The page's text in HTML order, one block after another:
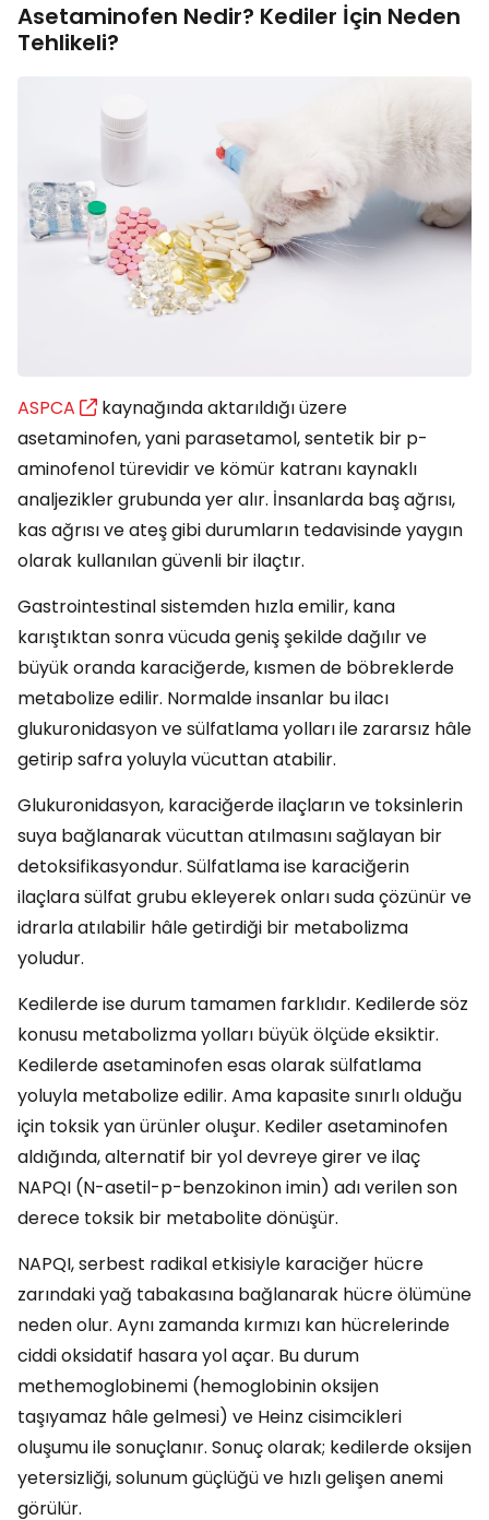
Asetaminofen Nedir? Kediler İçin Neden
Tehlikeli?
ASPCA
kaynağında aktarıldığı üzere
asetaminofen, yani parasetamol, sentetik bir p-
aminofenol türevidir ve kömür katranı kaynaklı
analjezikler grubunda yer alır. İnsanlarda baş ağrısı,
kas ağrısı ve ateş gibi durumların tedavisinde yaygın
olarak kullanılan güvenli bir ilaçtır.
Gastrointestinal sistemden hızla emilir, kana
karıştıktan sonra vücuda geniş şekilde dağılır ve
büyük oranda karaciğerde, kısmen de böbreklerde
metabolize edilir. Normalde insanlar bu ilacı
glukuronidasyon ve sülfatlama yolları ile zararsız hâle
getirip safra yoluyla vücuttan atabilir.
Glukuronidasyon, karaciğerde ilaçların ve toksinlerin
suya bağlanarak vücuttan atılmasını sağlayan bir
detoksifikasyondur. Sülfatlama ise karaciğerin
ilaçlara sülfat grubu ekleyerek onları suda çözünür ve
idrarla atılabilir hâle getirdiği bir metabolizma
yoludur.
Kedilerde ise durum tamamen farklıdır. Kedilerde söz
konusu metabolizma yolları büyük ölçüde eksiktir.
Kedilerde asetaminofen esas olarak sülfatlama
yoluyla metabolize edilir. Ama kapasite sınırlı olduğu
için toksik yan ürünler oluşur. Kediler asetaminofen
aldığında, alternatif bir yol devreye girer ve ilaç
NAPQI (N-asetil-p-benzokinon imin) adı verilen son
derece toksik bir metabolite dönüşür.
NAPQI, serbest radikal etkisiyle karaciğer hücre
zarındaki yağ tabakasına bağlanarak hücre ölümüne
neden olur. Aynı zamanda kırmızı kan hücrelerinde
ciddi oksidatif hasara yol açar. Bu durum
methemoglobinemi (hemoglobinin oksijen
taşıyamaz hâle gelmesi) ve Heinz cisimcikleri
oluşumu ile sonuçlanır. Sonuç olarak; kedilerde oksijen
yetersizliği, solunum güçlüğü ve hızlı gelişen anemi
görülür.